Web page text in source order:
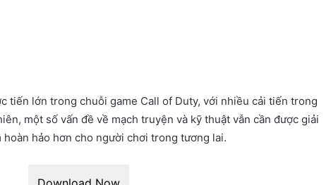
tiến lớn trong chuỗi game Call of Duty, với nhiều cải tiến trong
một số vấn đề về mạch truyện và kỹ thuật vẫn cần được giải
hảo hơn cho người chơi trong tương lai.